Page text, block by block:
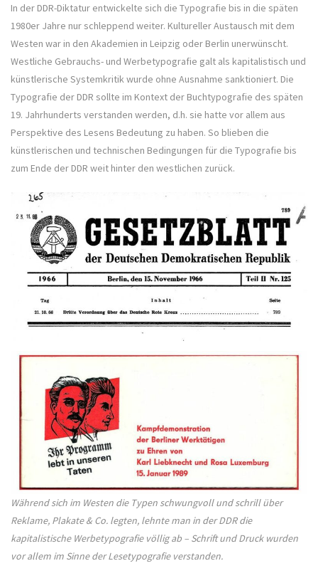
In der DDR-Diktatur entwickelte sich die Typografie bis in die späten
1980er Jahre nur schleppend weiter. Kultureller Austausch mit dem
Westen war in den Akademien in Leipzig oder Berlin unerwünscht.
Westliche Gebrauchs- und Werbetypografie galt als kapitalistisch und
künstlerische Systemkritik wurde ohne Ausnahme sanktioniert. Die
Typografie der DDR sollte im Kontext der Buchtypografie des späten
19. Jahrhunderts verstanden werden, d.h. sie hatte vor allem aus
Perspektive des Lesens Bedeutung zu haben. So blieben die
künstlerischen und technischen Bedingungen für die Typografie bis
zum Ende der DDR weit hinter den westlichen zurück.
Während sich im Westen die Typen schwungvoll und schrill über
Reklame, Plakate & Co. legten, lehnte man in der DDR die
kapitalistische Werbetypografie völlig ab – Schrift und Druck wurden
vor allem im Sinne der Lesetypografie verstanden.